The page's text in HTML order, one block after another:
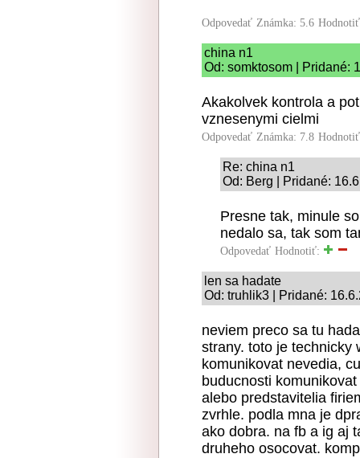
Odpovedať Známka: 5.6
china n1
Od: somktosom | Pridané:
Akakolvek kontrola a
vznesenymi cielmi
Odpovedať Známka: 7.8
Re: china n1
Od: Berg | Pridané:
Presne tak, minule
nedalo sa, tak som
Odpovedať Hodnotiť:
len sa hadate
Od: truhlik3 | Pridané:
neviem preco sa tu
strany. toto je technicky
komunikovat nevedia,
buducnosti
alebo predstavitelia
zvrhle. podla mna je
ako dobra. na fb a ig aj
druheho osocovat.